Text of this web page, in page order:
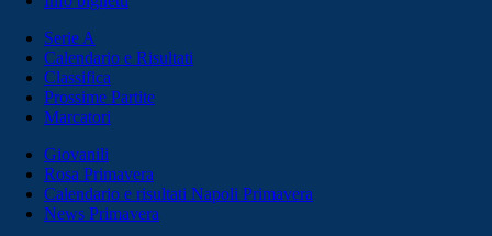
Serie A
Calendario e Risultati
Classifica
Prossime Partite
Marcatori
Giovanili
Rosa Primavera
Calendario e risultati Napoli Primavera
News Primavera